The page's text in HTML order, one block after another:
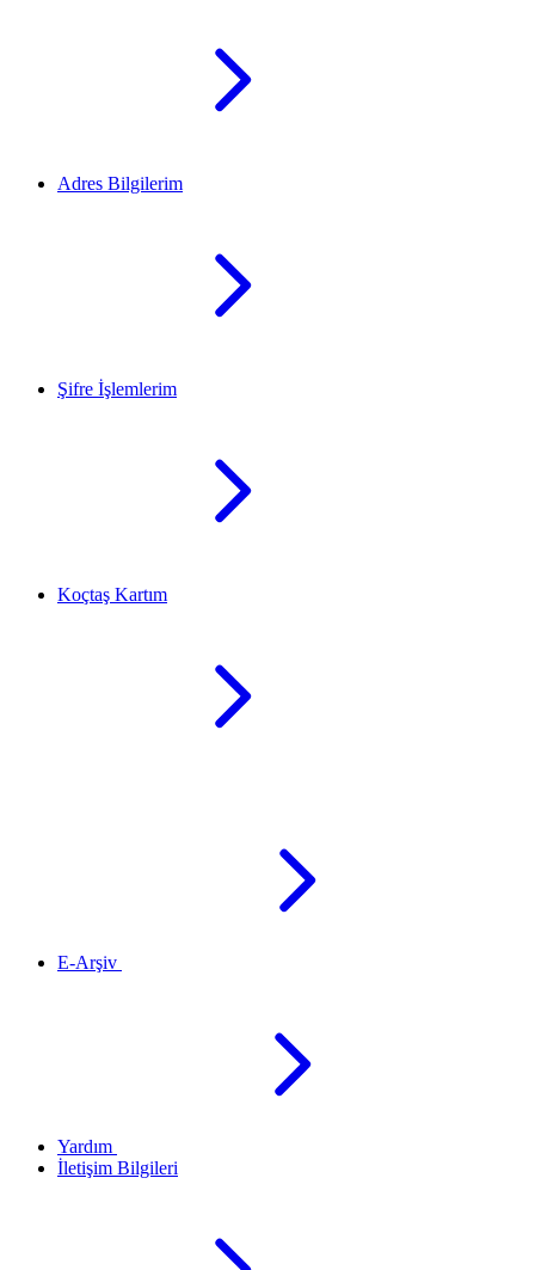
Adres Bilgilerim
Şifre İşlemlerim
Koçtaş Kartım
E-Arşiv
Yardım
İletişim Bilgileri